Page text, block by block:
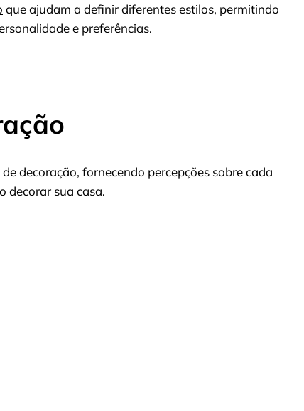
que ajudam a definir diferentes estilos, permitindo
e preferências.
decoração, fornecendo percepções sobre cada
decorar sua casa.